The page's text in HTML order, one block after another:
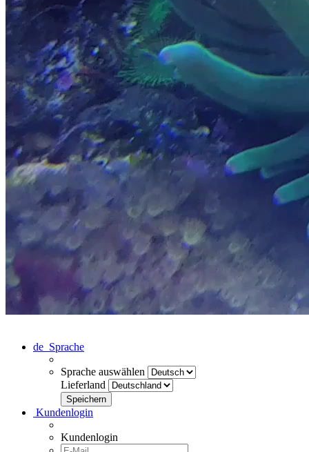
de Sprache
Sprache auswählen
Lieferland
Kundenlogin
Kundenlogin